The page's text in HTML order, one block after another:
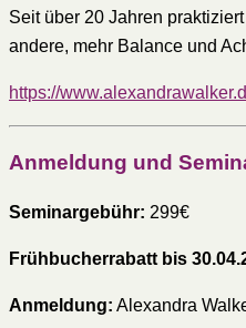
Seit über 20 Jahren
andere, mehr Balance und
https://
Anmeldung und
Seminargebühr: 299€
Frühbucherrabatt bis
Anmeldung: Alexandra